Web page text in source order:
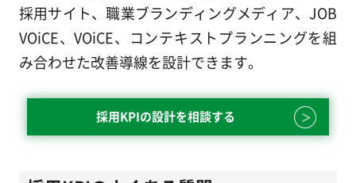
採用サイト、職業ブランディングメディア、JOB
VOiCE、VOiCE、コンテキストプランニングを組
み合わせた改善導線を設計できます。
採用KPIの設計を相談する